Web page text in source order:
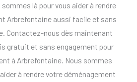
là pour vous aider à rendre
Arbrefontaine aussi facile et sans
Contactez-nous dès maintenant
gratuit et sans engagement pour
à Arbrefontaine. Nous sommes
à rendre votre déménagement